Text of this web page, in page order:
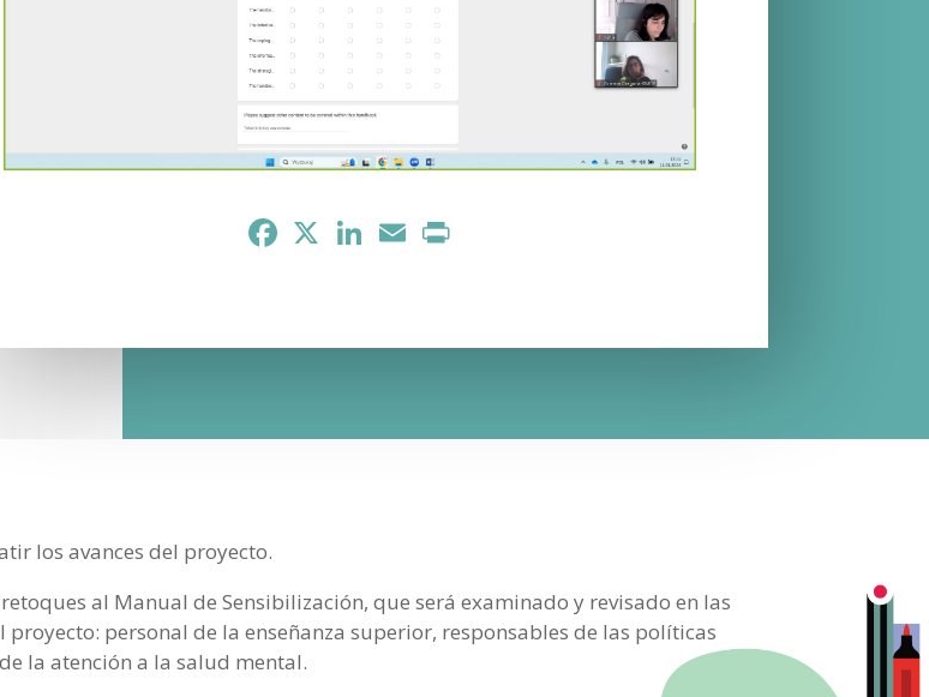
Facebook LinkedInEmail
los avances del proyecto.
al Manual de Sensibilización, que será examinado y revisado en las
personal de la enseñanza superior, responsables de las políticas
la atención a la salud mental.